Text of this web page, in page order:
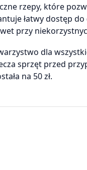
rzepy, które
łatwy dostęp
przy
dla
sprzęt przed
na 50 zł.